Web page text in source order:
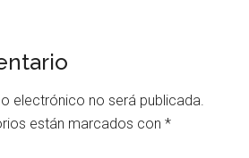
electrónico no será publicada.
están marcados con*